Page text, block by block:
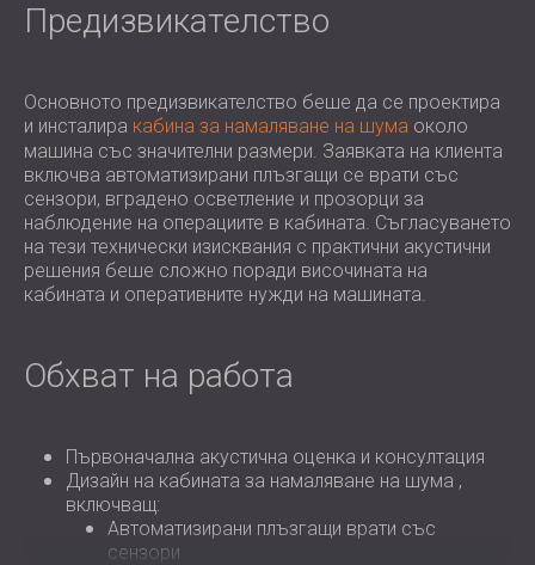
Предизвикателство
Основното предизвикателство беше да се проектира
и инсталира кабина за намаляване на шума около
машина със значителни размери. Заявката на клиента
включва автоматизирани плъзгащи се врати със
сензори, вградено осветление и прозорци за
наблюдение на операциите в кабината. Съгласуването
на тези технически изисквания с практични акустични
решения беше сложно поради височината на
кабината и оперативните нужди на машината.
Обхват на работа
Първоначална акустична оценка и консултация
Дизайн на кабината за намаляване на шума ,
включващ:
Автоматизирани плъзгащи врати със
сензори